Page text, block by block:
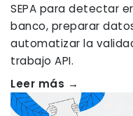
SEPA para detectar
banco, preparar
automatizar la
trabajo API.
Leer más →